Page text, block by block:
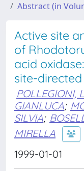
Abstract (in
Active site
of
acid
site-
POLLEGIONI,
GIANLUCA;
SILVIA;
MIRELLA
1999-01-01